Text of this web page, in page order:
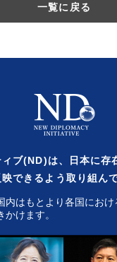
一覧に戻る
ブ(ND)は、日本に存
できるよう取り組ん
内はもとより各国にお
かけます。